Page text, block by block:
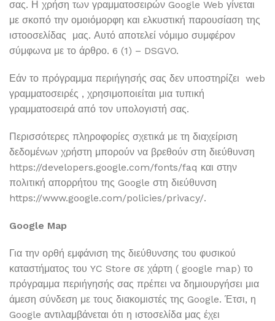
σας. Η χρήση των γραμματοσειρών Google Web γίνεται
με σκοπό την ομοιόμορφη και ελκυστική παρουσίαση της
ιστοοσελίδας μας. Αυτό αποτελεί νόμιμο συμφέρον
σύμφωνα με το άρθρο. 6 (1) – DSGVO.
Εάν το πρόγραμμα περιήγησής σας δεν υποστηρίζει web
γραμματοσειρές , χρησιμοποιείται μια τυπική
γραμματοσειρά από τον υπολογιστή σας.
Περισσότερες πληροφορίες σχετικά με τη διαχείριση
δεδομένων χρήστη μπορούν να βρεθούν στη διεύθυνση
https://developers.google.com/fonts/faq και στην
πολιτική απορρήτου της Google στη διεύθυνση
https://www.google.com/policies/privacy/.
Google Map
Για την ορθή εμφάνιση της διεύθυνσης του φυσικού
καταστήματος του YC Store σε χάρτη ( google map) το
πρόγραμμα περιήγησής σας πρέπει να δημιουργήσει μια
άμεση σύνδεση με τους διακομιστές της Google. Έτσι, η
Google αντιλαμβάνεται ότι η ιστοσελίδα μας έχει